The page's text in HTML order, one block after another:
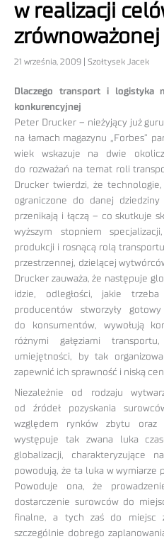
w realizacji
21 września, 2009 | Szołtysek Jacek
Dlaczego transport i logistyka
konkurencyjnej
Peter Drucker – nieżyjący już
na łamach magazynu „Forbes”
wiek wskazuje na dwie
do rozważań na temat roli
Drucker twierdzi, że
ograniczone do danej
przenikają i łączą – co skutkuje
wyższym stopniem
produkcji i rosnącą rolą
przestrzennej, dzielącej
Drucker zauważa, że następuje
idzie, odległości, jakie
producentów stworzyły
do konsumentów, wywołują
różnymi gałęziami
umiejętności, by tak
zapewnić ich sprawność i niską
Niezależnie od rodzaju
od źródeł pozyskania
względem rynków zbytu oraz
występuje tak zwana luka
globalizacji, charakteryzujące
powodują, że ta luka w wymiarze
Powoduje ona, że
dostarczenie surowców do
finalne, a tych zaś do miejsc
szczególnie dobrego